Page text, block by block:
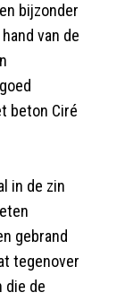
bijzonder
van de
beton Ciré
in de zin
gebrand
tegenover
die de